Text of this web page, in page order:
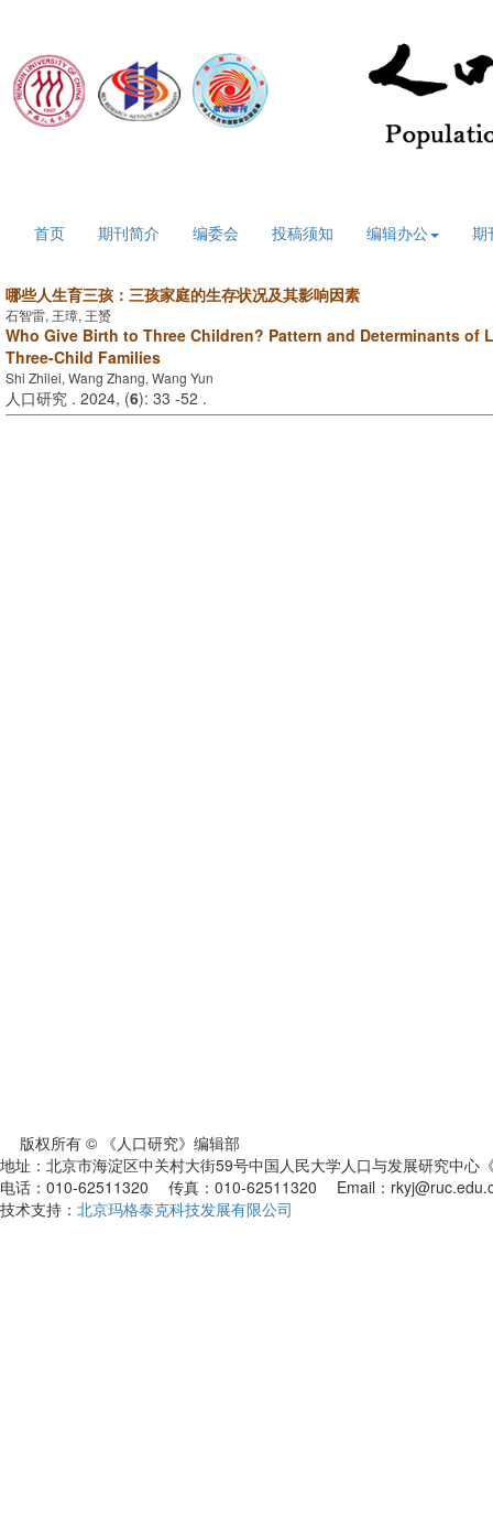
首页 期刊简介 编委会 投稿须知 编辑办公 期
哪些人生育三孩：三孩家庭的生存状况及其影响因素
石智雷, 王璋, 王赟
Who Give Birth to Three Children? Pattern and Determinants of
Three-Child Families
Shi Zhilei, Wang Zhang, Wang Yun
人口研究 . 2024, (6): 33 -52 .
版权所有 © 《人口研究》编辑部
地址：北京市海淀区中关村大街59号中国人民大学人口与发展研究中
电话：010-62511320 传真：010-62511320 Email：
技术支持： 北京玛格泰克科技发展有限公司